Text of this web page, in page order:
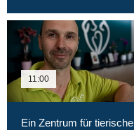
11:00
Ein Zentrum für tierische